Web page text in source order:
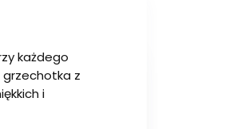
każdego
grzechotka z
i